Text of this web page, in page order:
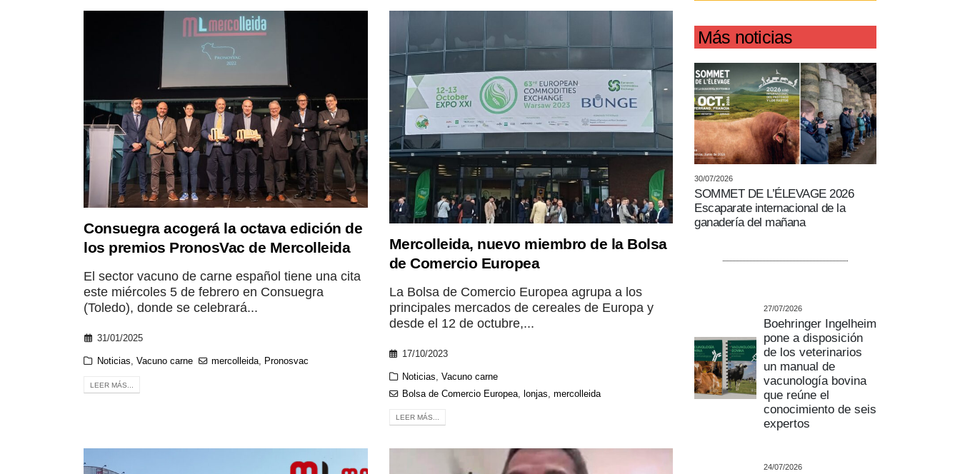
Consuegra acogerá la octava edición de
los premios PronosVac de Mercolleida
El sector vacuno de carne español tiene una cita
este miércoles 5 de febrero en Consuegra
(Toledo), donde se celebrará...
31/01/2025
Noticias, Vacuno carne mercolleida, Pronosvac
LEER MÁS...
Mercolleida, nuevo miembro de la Bolsa
de Comercio Europea
La Bolsa de Comercio Europea agrupa a los
principales mercados de cereales de Europa y
desde el 12 de octubre,...
17/10/2023
Noticias,Vacuno carne
Bolsa de Comercio Europea, lonjas,mercolleida
LEER MÁS...
Más noticias
30/07/2026
SOMMET DE L’ÉLEVAGE 2026
Escaparate internacional de la
ganadería del mañana
27/07/2026
Boehringer Ingelheim
pone a disposición
de los veterinarios
un manual de
vacunología bovina
que reúne el
conocimiento de seis
expertos
24/07/2026